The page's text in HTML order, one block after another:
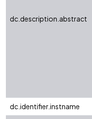
dc.description.abstract
dc.identifier.instname